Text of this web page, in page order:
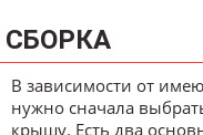
СБОРКА
В зависимости от
нужно сначала
крышу. Есть два